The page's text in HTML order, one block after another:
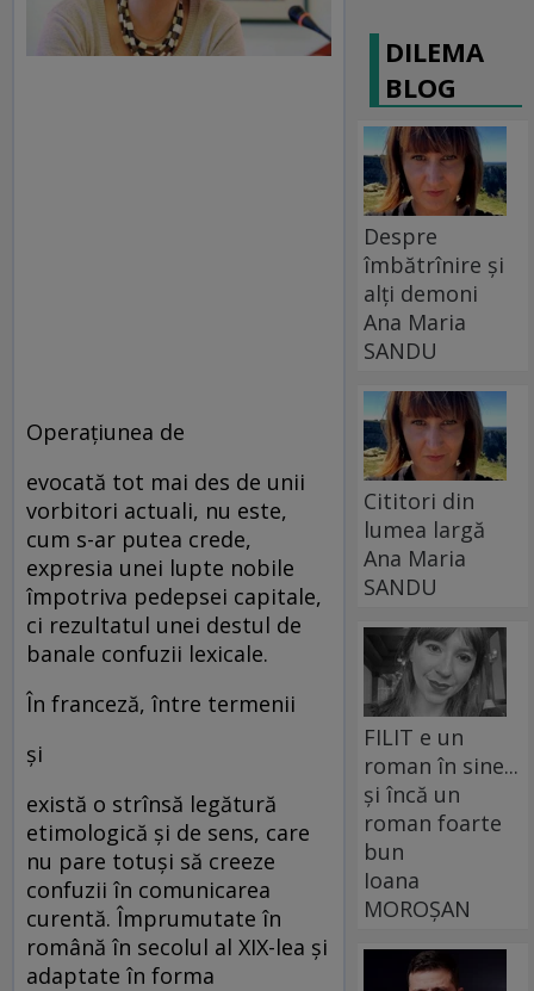
Operaţiunea de
evocată tot mai des de unii
vorbitori actuali, nu este,
cum s-ar putea crede,
expresia unei lupte nobile
împotriva pedepsei capitale,
ci rezultatul unei destul de
banale confuzii lexicale.
În franceză, între termenii
şi
există o strînsă legătură
etimologică şi de sens, care
nu pare totuşi să creeze
confuzii în comunicarea
curentă. Împrumutate în
română în secolul al XIX-lea şi
adaptate în forma
DILEMA
BLOG
Despre
îmbătrînire și
alți demoni
Ana Maria
SANDU
Cititori din
lumea largă
Ana Maria
SANDU
FILIT e un
roman în sine...
și încă un
roman foarte
bun
Ioana
MOROȘAN